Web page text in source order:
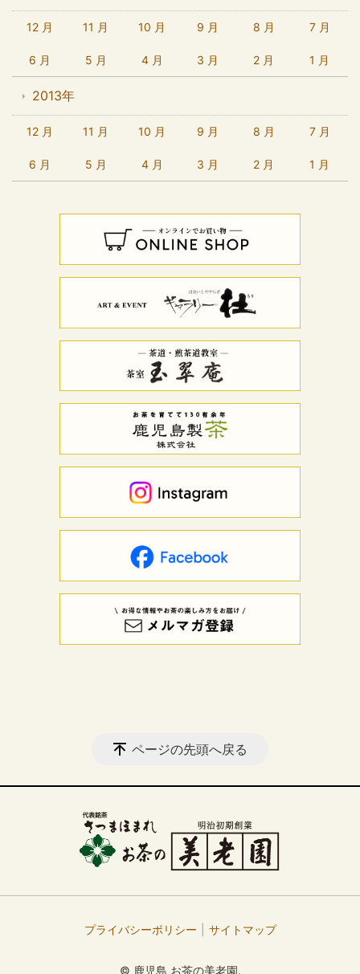
12 月 11 月 10 月 9 月 8 月 7 月
6 月 5 月 4 月 3 月 2 月 1 月
2013年
12 月 11 月 10 月 9 月 8 月 7 月
6 月 5 月 4 月 3 月 2 月 1 月
ページの先頭へ戻る
プライバシーポリシー サイトマップ
© 鹿児島 お茶の美老園.